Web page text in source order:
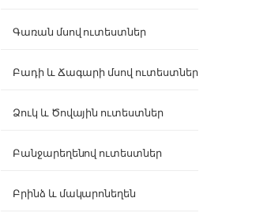
Գառան մսով ուտեստներ
Բադի և Ճագարի մսով ուտեստներ
Ձուկ և Ծովային ուտեստներ
Բանջարեղենով ուտեստներ
Բրինձ և մակարոնեղեն